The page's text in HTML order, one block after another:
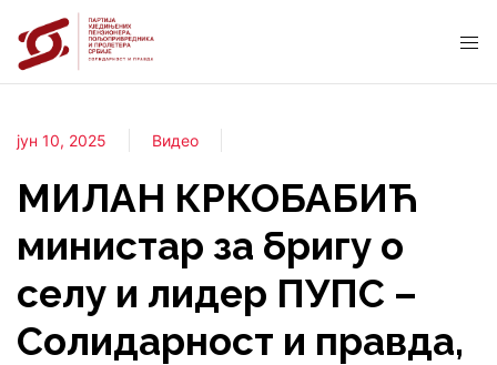
јун 10, 2025 Видео
МИЛАН КРКОБАБИЋ
министар за бригу о
селу и лидер ПУПС –
Солидарност и правда,